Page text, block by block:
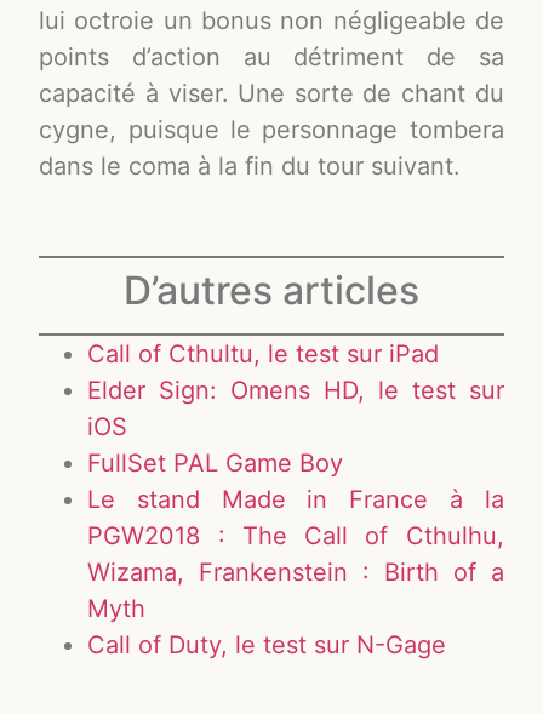
lui octroie un bonus non négligeable de
points d’action au détriment de sa
capacité à viser. Une sorte de chant du
cygne, puisque le personnage tombera
dans le coma à la fin du tour suivant.
D’autres articles
Call of Cthultu, le test sur iPad
Elder Sign: Omens HD, le test sur
iOS
FullSet PAL Game Boy
Le stand Made in France à la
PGW2018 : The Call of Cthulhu,
Wizama, Frankenstein : Birth of a
Myth
Call of Duty, le test sur N-Gage